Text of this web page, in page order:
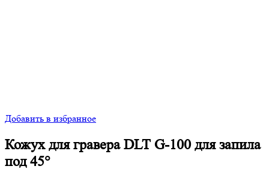
Добавить в избранное
Кожух для гравера DLT G-100 для запила
под 45°